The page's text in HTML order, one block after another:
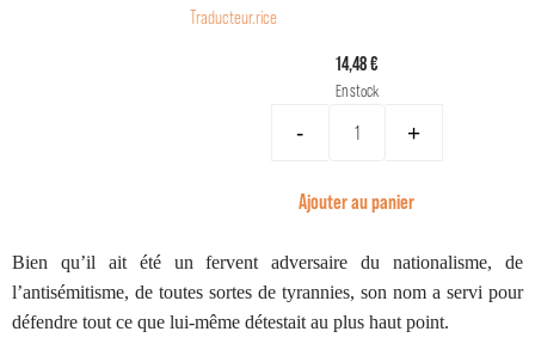
Traducteur.rice
14,48 €
En stock
- +
Ajouter au panier
Bien qu’il ait été un fervent adversaire du nationalisme, de
l’antisémitisme, de toutes sortes de tyrannies, son nom a servi pour
défendre tout ce que lui-même détestait au plus haut point.